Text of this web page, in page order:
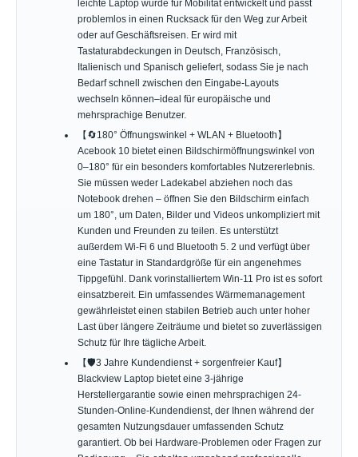
leichte Laptop wurde für Mobilität entwickelt und passt
problemlos in einen Rucksack für den Weg zur Arbeit
oder auf Geschäftsreisen. Er wird mit
Tastaturabdeckungen in Deutsch, Französisch,
Italienisch und Spanisch geliefert, sodass Sie je nach
Bedarf schnell zwischen den Eingabe-Layouts
wechseln können–ideal für europäische und
mehrsprachige Benutzer.
【🔄180° Öffnungswinkel + WLAN + Bluetooth】
Acebook 10 bietet einen Bildschirmöffnungswinkel von
0–180° für ein besonders komfortables Nutzererlebnis.
Sie müssen weder Ladekabel abziehen noch das
Notebook drehen – öffnen Sie den Bildschirm einfach
um 180°, um Daten, Bilder und Videos unkompliziert mit
Kunden und Freunden zu teilen. Es unterstützt
außerdem Wi-Fi 6 und Bluetooth 5. 2 und verfügt über
eine Tastatur in Standardgröße für ein angenehmes
Tippgefühl. Dank vorinstalliertem Win-11 Pro ist es sofort
einsatzbereit. Ein umfassendes Wärmemanagement
gewährleistet einen stabilen Betrieb auch unter hoher
Last über längere Zeiträume und bietet so zuverlässigen
Schutz für Ihre tägliche Arbeit.
【🛡️3 Jahre Kundendienst + sorgenfreier Kauf】
Blackview Laptop bietet eine 3-jährige
Herstellergarantie sowie einen mehrsprachigen 24-
Stunden-Online-Kundendienst, der Ihnen während der
gesamten Nutzungsdauer umfassenden Schutz
garantiert. Ob bei Hardware-Problemen oder Fragen zur